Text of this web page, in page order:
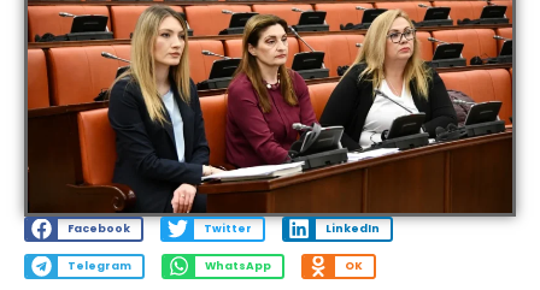
Facebook Twitter LinkedIn
Telegram WhatsApp OK